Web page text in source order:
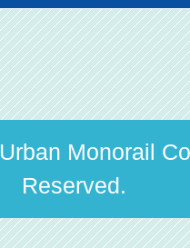
Monorail
Reserved.